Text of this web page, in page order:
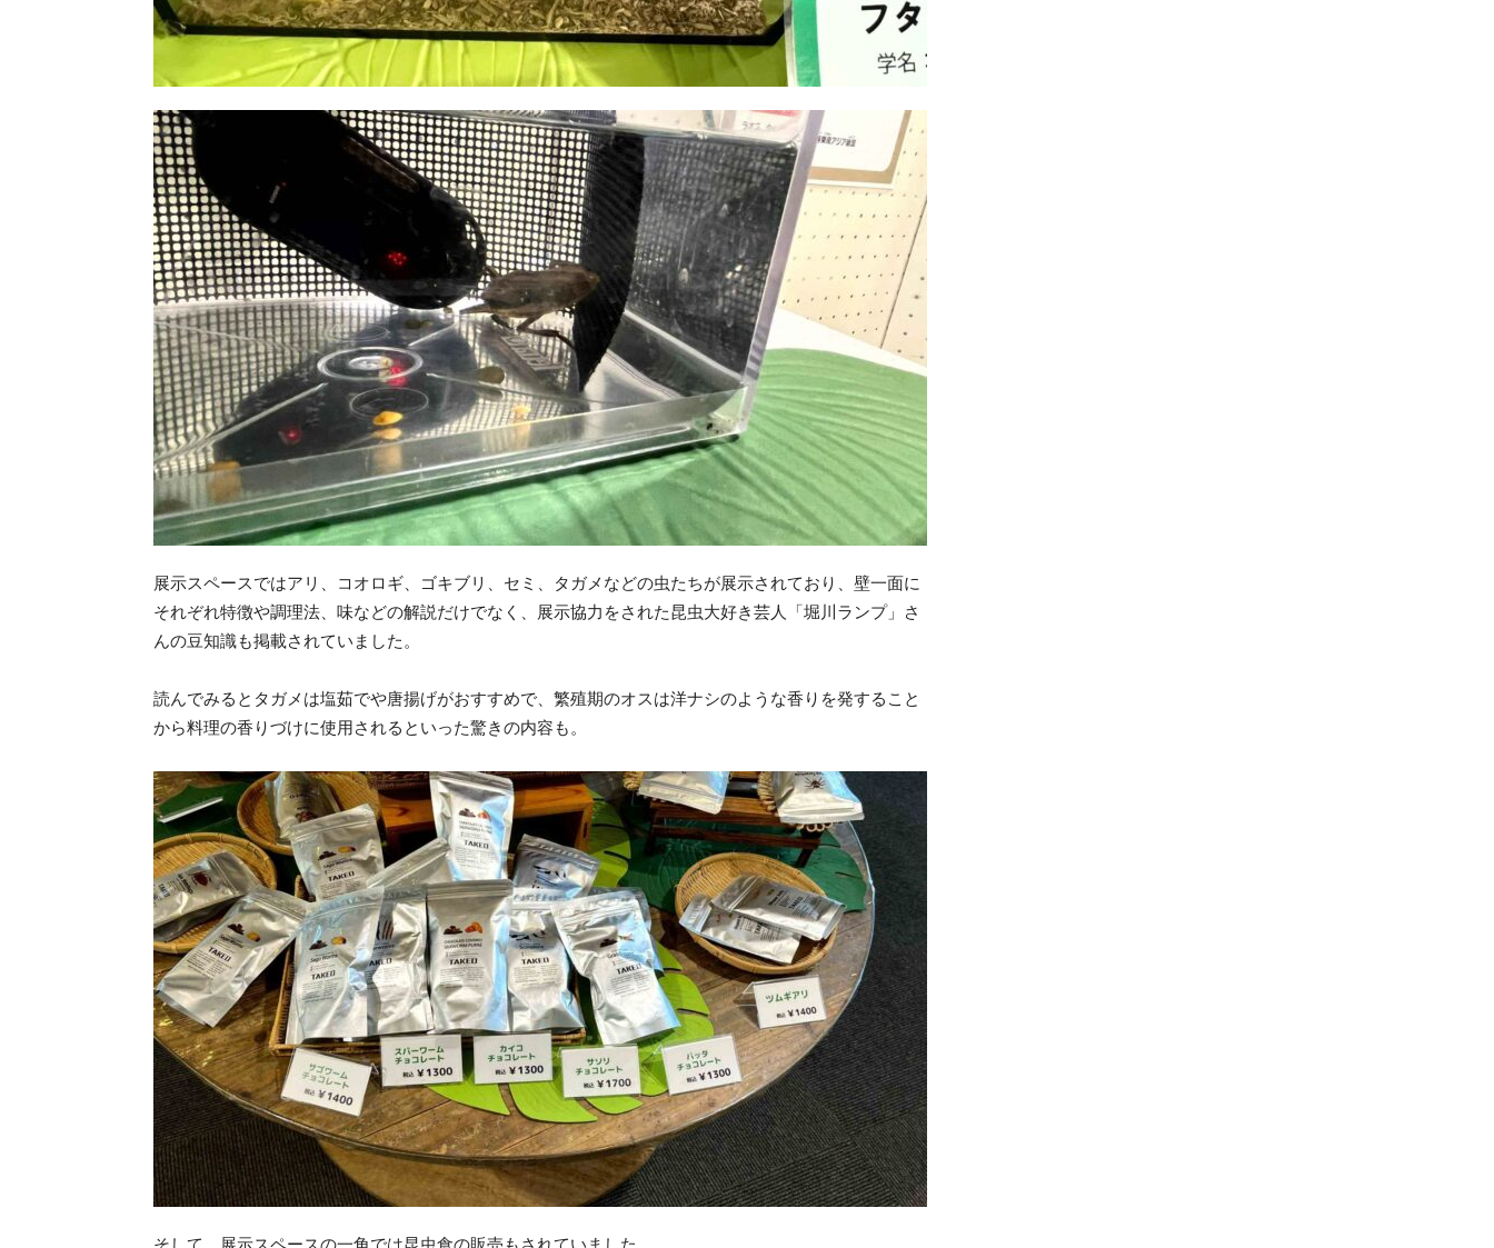
展示スペースではアリ、コオロギ、ゴキブリ、セミ、タガメなどの虫たちが展示されており、壁一面に
それぞれ特徴や調理法、味などの解説だけでなく、展示協力をされた昆虫大好き芸人「堀川ランプ」さ
んの豆知識も掲載されていました。
読んでみるとタガメは塩茹でや唐揚げがおすすめで、繁殖期のオスは洋ナシのような香りを発すること
から料理の香りづけに使用されるといった驚きの内容も。